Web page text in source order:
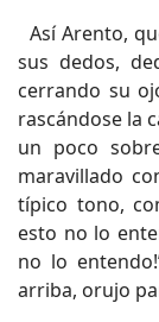
Así Arento,
sus dedos,
cerrando su
rascándose la
un poco
maravillado
típico tono,
esto no lo
no lo
arriba, orujo